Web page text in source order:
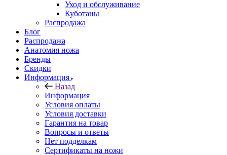
Уход и обслуживание
Куботаны
Распродажа
Блог
Распродажа
Анатомия ножа
Бренды
Скидки
Информация
Назад
Информация
Условия оплаты
Условия доставки
Гарантия на товар
Вопросы и ответы
Нет подделкам
Сертификаты на ножи